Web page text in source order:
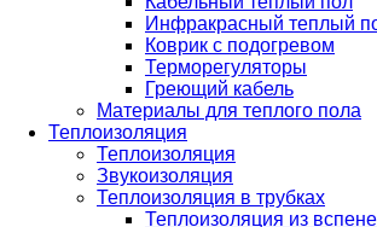
Инфракрасный теплый
Коврик с подогревом
Терморегуляторы
Греющий кабель
Материалы для теплого пола
Теплоизоляция
Теплоизоляция
Звукоизоляция
Теплоизоляция в трубках
Теплоизоляция из